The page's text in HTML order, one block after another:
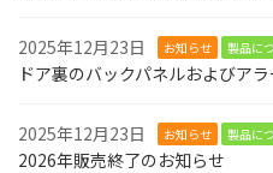
2025年12月23日 お知らせ 製品に
ドア裏のバックパネルおよびア
2025年12月23日 お知らせ 製品に
2026年販売終了のお知らせ